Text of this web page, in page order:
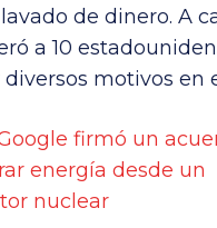
de dinero. A
a 10
motivos en
firmó un
energía desde un
nuclear